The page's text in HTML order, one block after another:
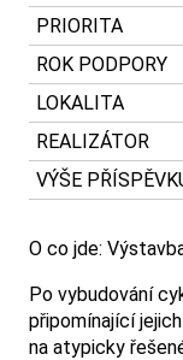
PRIORITA
ROK PODPORY
LOKALITA
REALIZÁTOR
VÝŠE
O co jde:
Po vybudování
připomínající
na atypicky